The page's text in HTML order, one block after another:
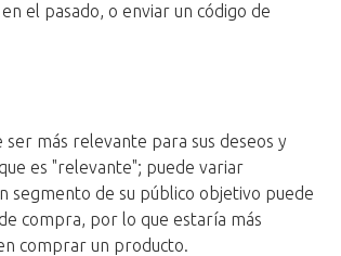
el pasado, o enviar un código de
más relevante para sus deseos y
es "relevante"; puede variar
segmento de su público objetivo puede
compra, por lo que estaría más
comprar un producto.